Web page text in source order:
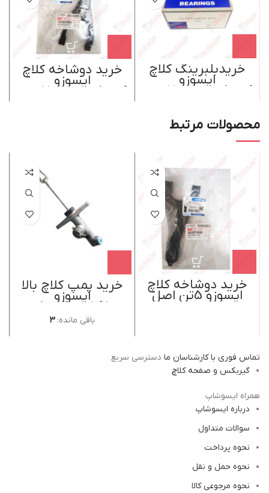
خریدبلبرینگ کلاچ
ایسوزو
خرید دوشاخه کلاچ
ایسوزو
محصولات مرتبط
خرید دوشاخه کلاچ
ایسوزو 5تن اصل
ایسوزوموتور ژاپن
خرید پمپ کلاچ بالا
ایسوزو
اصل ایسوزو موتور
ژاپن
باقی مانده: 3
تماس فوری با کارشناسان ما دسترسی سریع
گیربکس و صفحه کلاچ
همراه ایسوشاپ
درباره ایسوشاپ
سوالات متداول
نحوه پرداخت
نحوه حمل و نقل
نحوه مرجوعی کالا